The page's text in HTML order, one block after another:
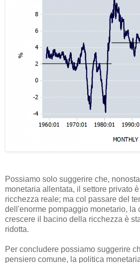
Possiamo solo suggerire che,
monetaria allentata, il settore privato
ricchezza reale; ma col passare del
dell'enorme pompaggio monetario, la
crescere il bacino della ricchezza è
ridotta.
Per concludere possiamo suggerire
pensiero comune, la politica